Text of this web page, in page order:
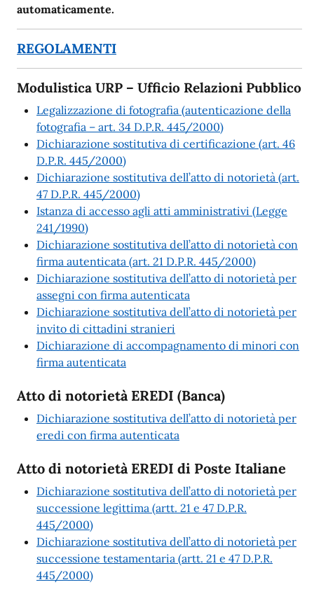
automaticamente.
REGOLAMENTI
Modulistica URP – Ufficio Relazioni Pubblico
Legalizzazione di fotografia (autenticazione della
fotografia – art. 34 D.P.R. 445/2000)
Dichiarazione sostitutiva di certificazione (art. 46
D.P.R. 445/2000)
Dichiarazione sostitutiva dell’atto di notorietà (art.
47 D.P.R. 445/2000)
Istanza di accesso agli atti amministrativi (Legge
241/1990)
Dichiarazione sostitutiva dell’atto di notorietà con
firma autenticata (art. 21 D.P.R. 445/2000)
Dichiarazione sostitutiva dell’atto di notorietà per
assegni con firma autenticata
Dichiarazione sostitutiva dell’atto di notorietà per
invito di cittadini stranieri
Dichiarazione di accompagnamento di minori con
firma autenticata
Atto di notorietà EREDI (Banca)
Dichiarazione sostitutiva dell’atto di notorietà per
eredi con firma autenticata
Atto di notorietà EREDI di Poste Italiane
Dichiarazione sostitutiva dell’atto di notorietà per
successione legittima (artt. 21 e 47 D.P.R.
445/2000)
Dichiarazione sostitutiva dell’atto di notorietà per
successione testamentaria (artt. 21 e 47 D.P.R.
445/2000)